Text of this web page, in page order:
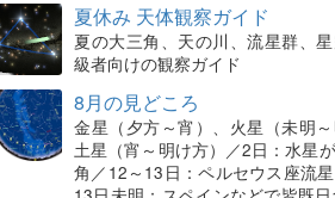
夏休み 天体観察ガイド
夏の大三角、天の川、流星群、
級者向けの観察ガイド
8月の見どころ
金星（夕方～宵）、火星（未明～
土星（宵～明け方）／2日：水星
角／12～13日：ペルセウス座流